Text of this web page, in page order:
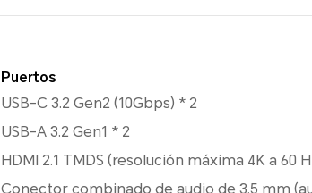
Puertos
USB-C 3.2 Gen2 (10Gbps) * 2
USB-A 3.2 Gen1 * 2
HDMI 2.1 TMDS (resolución máxima 4K a 60
Conector combinado de audio de 3,5 mm